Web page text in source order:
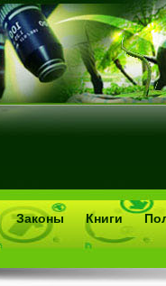
Законы Книги